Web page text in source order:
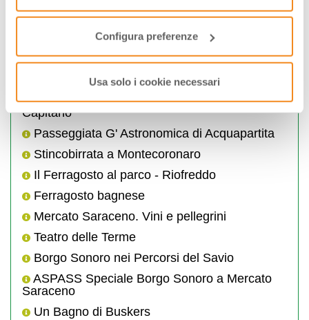
funzionamento del sito.
Configura preferenze
Usa solo i cookie necessari
Bande in piazza 2026
Street Dayz
Palio dei Somari - Alfero
Sagra del Tortello
Borgo dei desideri - arena Palazzo del
Capitano
Passeggiata G' Astronomica di Acquapartita
Stincobirrata a Montecoronaro
Il Ferragosto al parco - Riofreddo
Ferragosto bagnese
Mercato Saraceno. Vini e pellegrini
Teatro delle Terme
Borgo Sonoro nei Percorsi del Savio
ASPASS Speciale Borgo Sonoro a Mercato
Saraceno
Un Bagno di Buskers